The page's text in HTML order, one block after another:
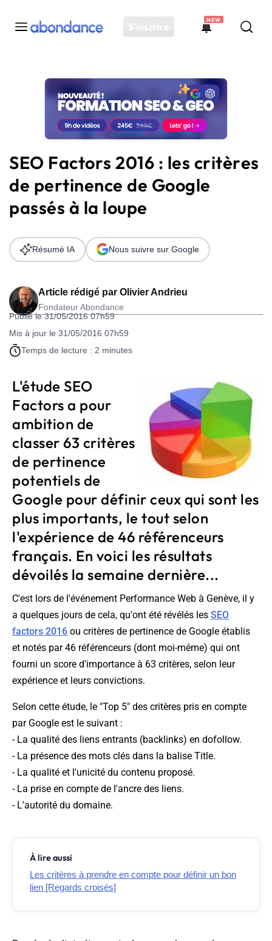
S'inscrire
NEW
Toutes les actus
Actus SEO
Plateforme
Solutions
Ressources
Audit SEO
SEO Factors 2016 : les critères
de pertinence de Google
passés à la loupe
Article rédigé par Olivier Andrieu
Fondateur Abondance
Publié le 31/05/2016 07h59
Mis à jour le 31/05/2016 07h59
Temps de lecture : 2 minutes
Résumé IA Nous suivre sur Google
L'étude SEO
Factors a pour
ambition de
classer 63 critères
de pertinence
potentiels de
Google pour définir ceux qui sont les
plus importants, le tout selon
l'expérience de 46 référenceurs
français. En voici les résultats
dévoilés la semaine dernière...
C'est lors de l'événement Performance Web à Genève, il y
a quelques jours de cela, qu'ont été révélés les SEO
factors 2016 ou critères de pertinence de Google établis
et notés par 46 référenceurs (dont moi-même) qui ont
fourni un score d'importance à 63 critères, selon leur
expérience et leurs convictions.
Selon cette étude, le "Top 5" des critères pris en compte
par Google est le suivant :
- La qualité des liens entrants (backlinks) en dofollow.
- La présence des mots clés dans la balise Title.
- La qualité et l'unicité du contenu proposé.
- La prise en compte de l'ancre des liens.
- L'autorité du domaine.
À lire aussi
Les critères à prendre en compte pour définir un bon
lien [Regards croisés]